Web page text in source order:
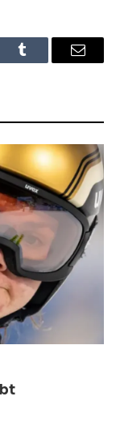
Tumblr Email